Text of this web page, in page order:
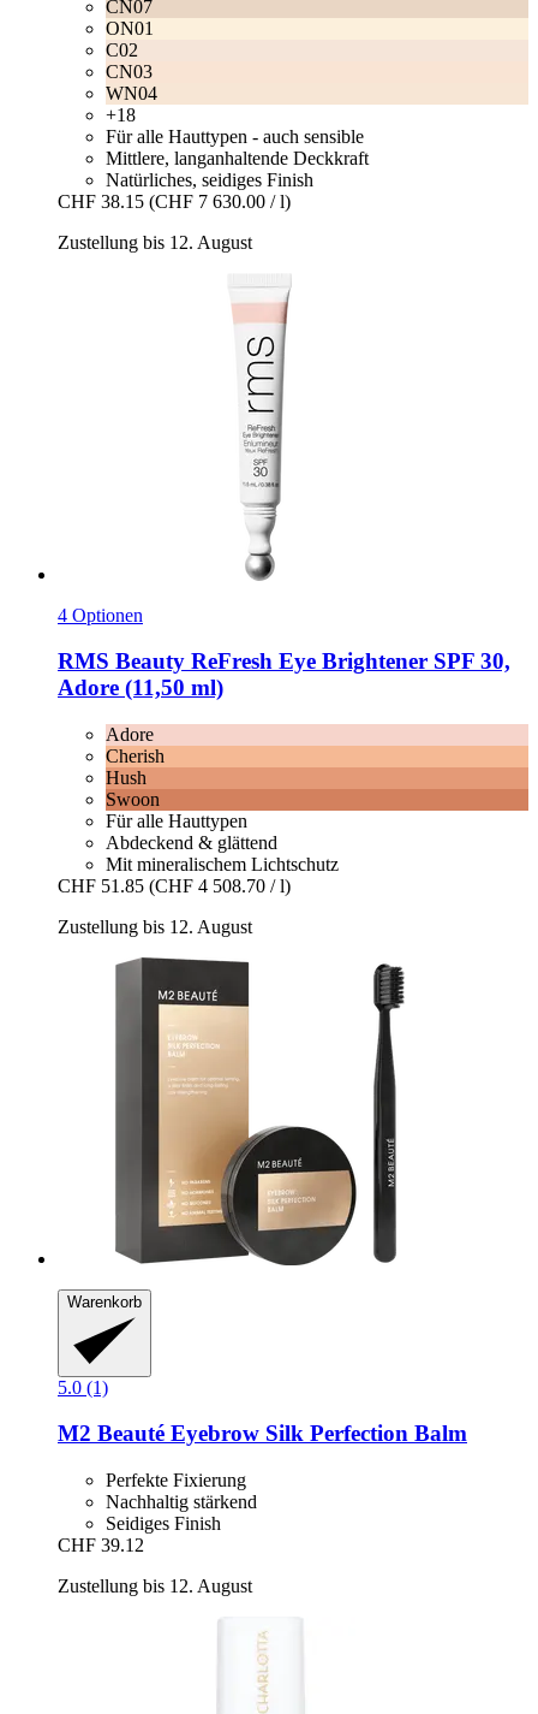
CN07
ON01
C02
CN03
WN04
+18
Für alle Hauttypen - auch sensible
Mittlere, langanhaltende Deckkraft
Natürliches, seidiges Finish
CHF 38.15 (CHF 7 630.00 / l)
Zustellung bis 12. August
4 Optionen
RMS Beauty ReFresh Eye Brightener SPF 30,
Adore (11,50 ml)
Adore
Cherish
Hush
Swoon
Für alle Hauttypen
Abdeckend & glättend
Mit mineralischem Lichtschutz
CHF 51.85 (CHF 4 508.70 / l)
Zustellung bis 12. August
Warenkorb
5.0 (1)
M2 Beauté Eyebrow Silk Perfection Balm
Perfekte Fixierung
Nachhaltig stärkend
Seidiges Finish
CHF 39.12
Zustellung bis 12. August